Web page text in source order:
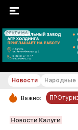
РЕКЛАМА
РУБРИКИ
Новости Народные
Важно:
Новости Калуги